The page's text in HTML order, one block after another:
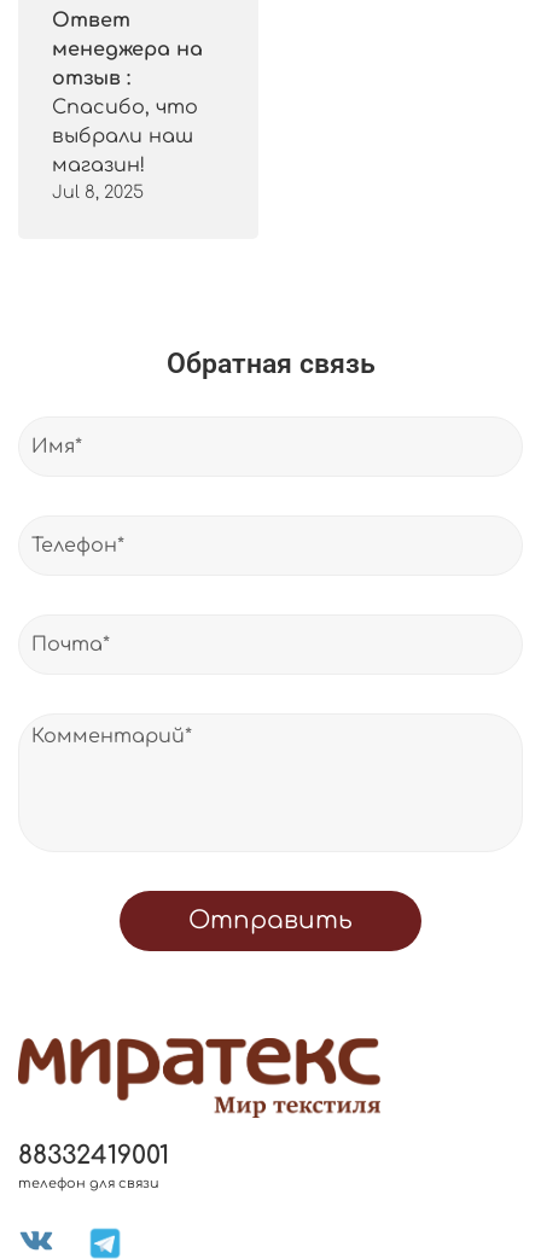
Ответ
менеджера на
отзыв :
Спасибо, что
выбрали наш
магазин!
Jul 8, 2025
Обратная связь
Отправить
88332419001
телефон для связи